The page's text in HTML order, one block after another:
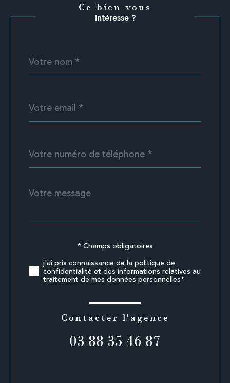
Ce bien vous
intéresse ?
par
*
*
*
Fieldset
défaut
Message
*
Validation* Champs obligatoires
j'ai pris connaissance de la politique de
confidentialité et des informations relatives au
traitement de mes données personnelles*
Contacter l'agence
03 88 35 46 87